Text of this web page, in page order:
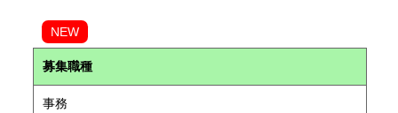
NEW
募集職種
事務